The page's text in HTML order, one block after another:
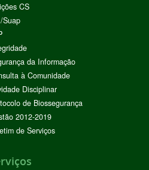
CS
Suap
da Informação
à Comunidade
Disciplinar
de Biossegurança
2012-2019
de Serviços